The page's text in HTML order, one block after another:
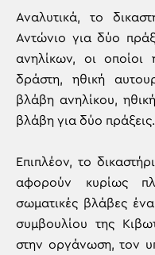
Αναλυτικά, το
Αντώνιο για δύο
ανηλίκων, οι
δράστη, ηθική
βλάβη ανηλίκου,
βλάβη για δύο πράξεις.
Επιπλέον, το
αφορούν κυρίως
σωματικές βλάβες
συμβουλίου της
στην οργάνωση, τον